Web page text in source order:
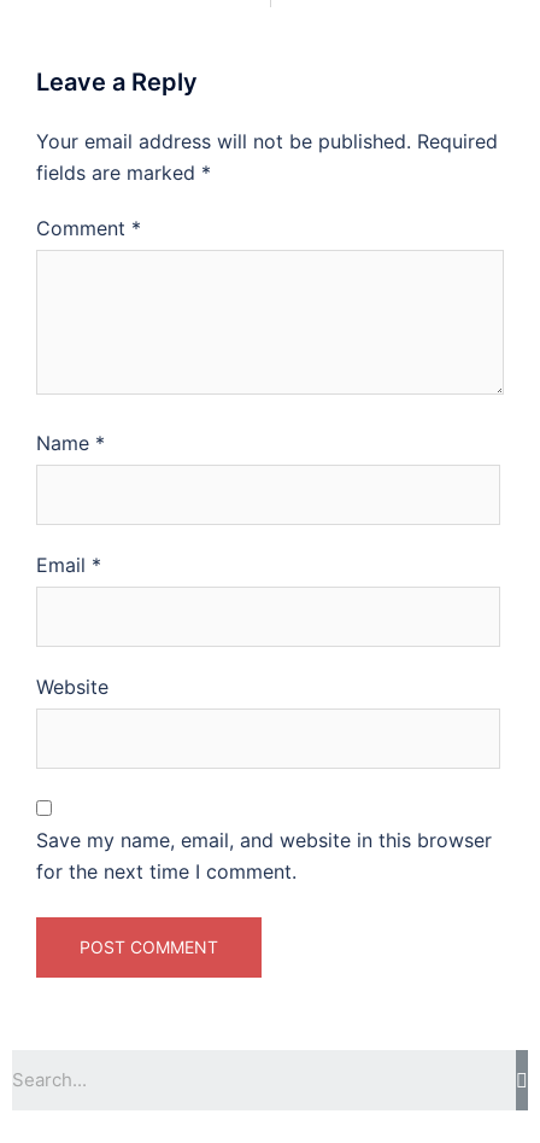
Leave a Reply
Your email address will not be published. Required
fields are marked *
Comment *
Name *
Email *
Website
Save my name, email, and website in this browser
for the next time I comment.